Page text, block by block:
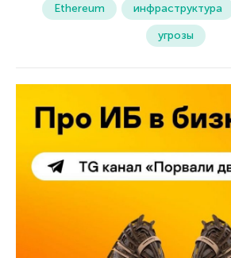
Ethereum инфраструктура
угрозы